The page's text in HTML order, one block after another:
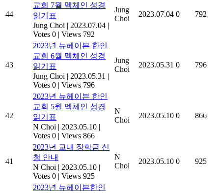
44
교회 7월 멕체인 성경
읽기표
Jung Choi | 2023.07.04 |
Votes 0 | Views 792
Jung
Choi
2023.07.04 0 792
43
2023년 뉴헤이븐 한인
교회 6월 멕체인 성경
읽기표
Jung Choi | 2023.05.31 |
Votes 0 | Views 796
Jung
Choi
2023.05.31 0 796
42
2023년 뉴헤이븐 한인
교회 5월 멕체인 성경
읽기표
N Choi | 2023.05.10 |
Votes 0 | Views 866
N
Choi
2023.05.10 0 866
41
2023년 교내 장학금 신
청 안내
N Choi | 2023.05.10 |
Votes 0 | Views 925
N
Choi
2023.05.10 0 925
2023년 뉴헤이븐한인